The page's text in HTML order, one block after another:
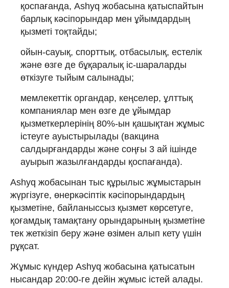
қоспағанда, Ashyq жобасына қатыспайтын
барлық кәсіпорындар мен ұйымдардың
қызметі тоқтайды;
ойын-сауық, спорттық, отбасылық, естелік
және өзге де бұқаралық іс-шараларды
өткізуге тыйым салынады;
мемлекеттік органдар, кеңселер, ұлттық
компаниялар мен өзге де ұйымдар
қызметкерлерінің 80%-ын қашықтан жұмыс
істеуге ауыстырылады (вакцина
салдырғандарды және соңғы 3 ай ішінде
ауырып жазылғандарды қоспағанда).
Ashyq жобасынан тыс құрылыс жұмыстарын
жүргізуге, өнеркәсіптік кәсіпорындардың
қызметіне, байланыссыз қызмет көрсетуге,
қоғамдық тамақтану орындарының қызметіне
тек жеткізіп беру және өзімен алып кету үшін
рұқсат.
Жұмыс күндер Ashyq жобасына қатысатын
нысандар 20:00-ге дейін жұмыс істей алады.